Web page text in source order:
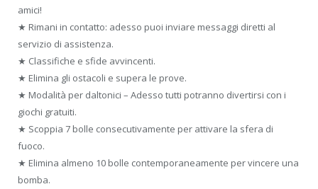
amici!
★ Rimani in contatto: adesso puoi inviare messaggi diretti al
servizio di assistenza.
★ Classifiche e sfide avvincenti.
★ Elimina gli ostacoli e supera le prove.
★ Modalità per daltonici – Adesso tutti potranno divertirsi con i
giochi gratuiti.
★ Scoppia 7 bolle consecutivamente per attivare la sfera di
fuoco.
★ Elimina almeno 10 bolle contemporaneamente per vincere una
bomba.